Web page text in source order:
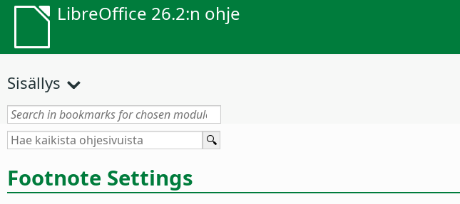
LibreOffice 26.2:n ohje
Sisällys
Footnote Settings